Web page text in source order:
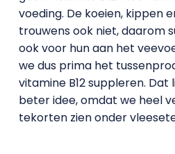
voeding. De koeien, kippen
trouwens ook niet, daarom
ook voor hun aan het
we dus prima het
vitamine B12 suppleren. Dat
beter idee, omdat we heel
tekorten zien onder